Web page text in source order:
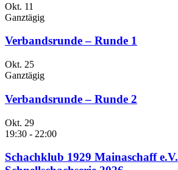
Okt. 11
Ganztägig
Verbandsrunde – Runde 1
Okt. 25
Ganztägig
Verbandsrunde – Runde 2
Okt. 29
19:30 - 22:00
Schachklub 1929 Mainaschaff e.V.